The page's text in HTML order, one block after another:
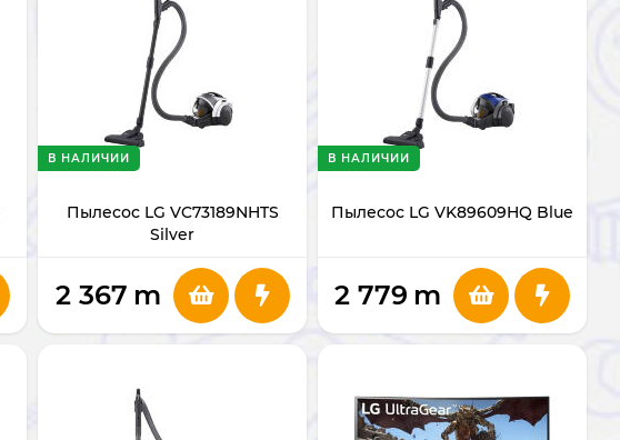
Пылесос LG VC73189NHTS
Silver
В НАЛИЧИИ
2 367 m
Пылесос LG VK89609HQ Blue
В НАЛИЧИИ
2 779 m